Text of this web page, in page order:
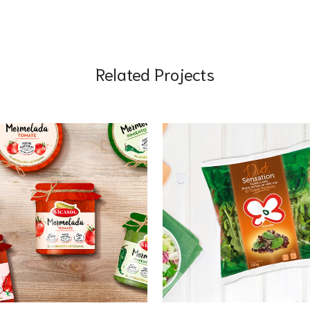
Related Projects
VIEW VIEW